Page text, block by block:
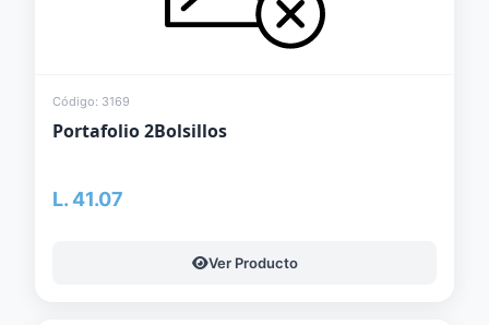
Código: 3169
Portafolio 2Bolsillos
L. 41.07
Ver Producto